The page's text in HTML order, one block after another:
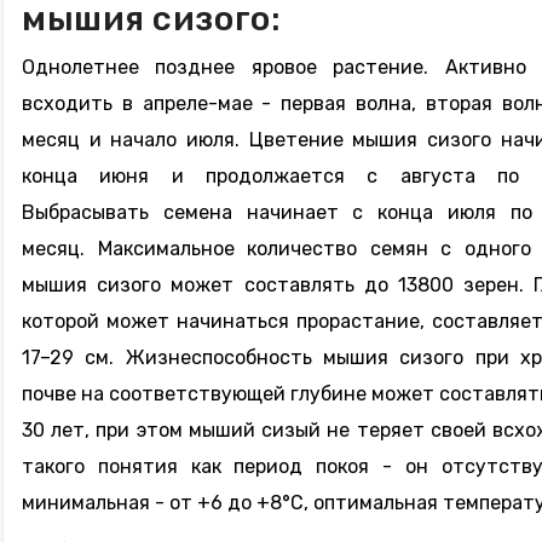
мышия сизого:
Однолетнее позднее яровое растение. Активно
всходить в апреле-мае - первая волна, вторая
месяц и начало июля. Цветение мышия сизого
конца июня и продолжается с августа по
Выбрасывать семена начинает с конца июля по
месяц. Максимальное количество семян с одного
мышия сизого может составлять до 13800 зерен.
которой может начинаться прорастание,
17–29 см. Жизнеспособность мышия сизого при
почве на соответствующей глубине может
30 лет, при этом мыший сизый не теряет своей
такого понятия как период покоя - он
минимальная - от +6 до +8°С, оптимальная